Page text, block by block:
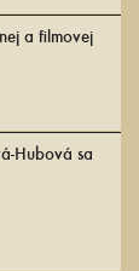
a filmovej
Hubová sa